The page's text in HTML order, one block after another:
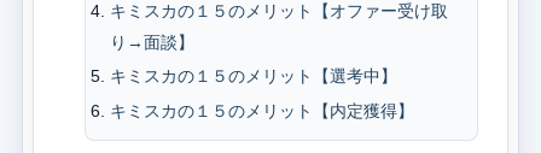
キミスカの１５のメリット【オファー受け取
り→面談】
キミスカの１５のメリット【選考中】
キミスカの１５のメリット【内定獲得】